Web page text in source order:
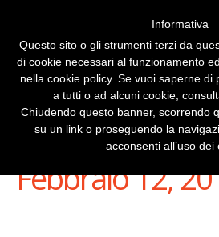
Stai Visualizzando
Febbraio 12,
Informativa
Questo sito o gli strumenti terzi da
di cookie necessari al funzionamento
nella cookie policy. Se vuoi saperne di
a tutti o ad alcuni cookie,
Chiudendo questo banner, scorrendo
su un link o proseguendo la
acconsenti all’uso dei